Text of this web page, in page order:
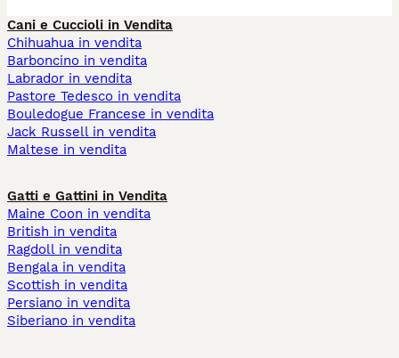
Cani e Cuccioli in Vendita
Chihuahua in vendita
Barboncino in vendita
Labrador in vendita
Pastore Tedesco in vendita
Bouledogue Francese in vendita
Jack Russell in vendita
Maltese in vendita
Gatti e Gattini in Vendita
Maine Coon in vendita
British in vendita
Ragdoll in vendita
Bengala in vendita
Scottish in vendita
Persiano in vendita
Siberiano in vendita